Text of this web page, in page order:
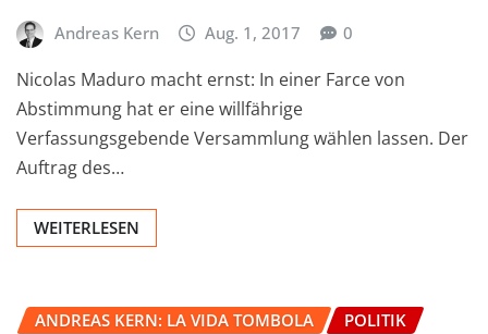
Andreas Kern Aug. 1, 2017 0
Nicolas Maduro macht ernst: In einer Farce von
Abstimmung hat er eine willfährige
Verfassungsgebende Versammlung wählen lassen. Der
Auftrag des…
WEITERLESEN
ANDREAS KERN: LA VIDA TOMBOLA POLITIK